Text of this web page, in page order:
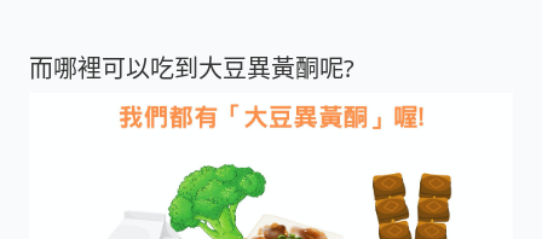
而哪裡可以吃到大豆異黃酮呢?